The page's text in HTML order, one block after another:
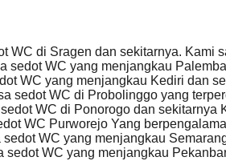
WC di Sragen dan sekitarnya. Kami
sedot WC yang menjangkau
WC yang menjangkau Kediri dan
sedot WC di Probolinggo yang
WC di Ponorogo dan
WC Purworejo Yang
WC yang menjangkau
sedot WC yang menjangkau